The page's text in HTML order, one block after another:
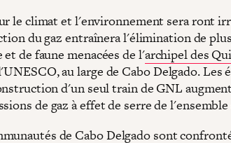
le climat et l'environnement sera ront
du gaz entraînera l'élimination de
de faune menacées de l'archipel des
au large de Cabo Delgado. Les
d'un seul train de GNL
de gaz à effet de serre de l'ensemble
de Cabo Delgado sont